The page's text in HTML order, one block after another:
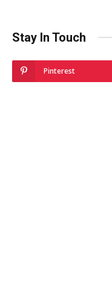
Stay In Touch
Pinterest